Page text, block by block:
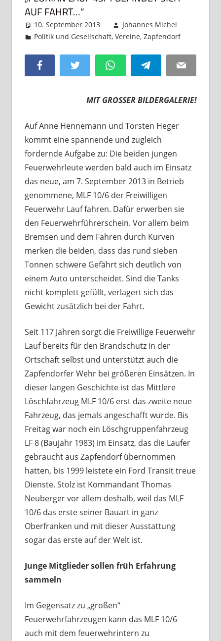
AUF FAHRT…“
10. September 2013
Johannes Michel
Politik und Gesellschaft,Vereine,Zapfendorf
Facebook Twitter WhatsAppTelegram Email
MIT GROSSER BILDERGALERIE!
Auf Anne Hennemann und Torsten Heger
kommt eine spannende und zugleich
fordernde Aufgabe zu: Die beiden jungen
Feuerwehrleute werden bald auch im Einsatz
das neue, am 7. September 2013 in Betrieb
genommene, MLF 10/6 der Freiwilligen
Feuerwehr Lauf fahren. Dafür erwerben sie
den Feuerwehrführerschein. Vor allem beim
Bremsen und dem Fahren durch Kurven
merken die beiden, dass das rund sieben
Tonnen schwere Gefährt sich deutlich von
einem Auto unterscheidet. Sind die Tanks
nicht komplett gefüllt, verlagert sich das
Gewicht zusätzlich bei der Fahrt.
Seit 117 Jahren sorgt die Freiwillige Feuerwehr
Lauf bereits für den Brandschutz in der
Ortschaft selbst und unterstützt auch die
Zapfendorfer Wehr bei größeren Einsätzen. In
dieser langen Geschichte ist das Mittlere
Löschfahrzeug MLF 10/6 erst das zweite neue
Fahrzeug, das jemals angeschafft wurde. Bis
Freitag war noch ein Löschgruppenfahrzeug
LF 8 (Baujahr 1983) im Einsatz, das die Laufer
gebraucht aus Zapfendorf übernommen
hatten, bis 1999 leistete ein Ford Transit treue
Dienste. Stolz ist Kommandant Thomas
Neuberger vor allem deshalb, weil das MLF
10/6 das erste seiner Bauart in ganz
Oberfranken und mit dieser Ausstattung
sogar das erste auf der Welt ist.
Junge Mitglieder sollen früh Erfahrung
sammeln
Im Gegensatz zu „großen“
Feuerwehrfahrzeugen kann das MLF 10/6
auch mit dem feuerwehrintern zu